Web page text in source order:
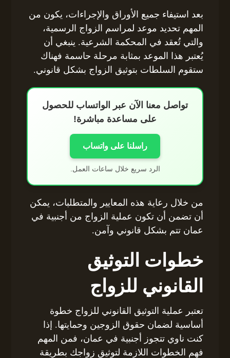
بعد استيفاء جميع الأوراق والإجراءات، يكون من
المهم تحديد موعد لمراسم الزواج الرسمية،
والتي تُعقد في المحكمة الشرعية. ينبغي أن
يُعتبر هذا الموعد بمثابة مرحلة حاسمة فهناك
ستقوم السلطات بتوثيق الزواج بشكل قانوني.
تواصل معنا الآن عبر الواتساب للحصول
على مساعدة مباشرة!
راسلنا على واتساب
الرد سريع خلال ساعات العمل.
من خلال رعاية هذه المعايير والمتطلبات، يمكن
أن تضمن أن تكون عملية الزواج من أجنبية في
عمان تتم بشكل قانوني وآمن.
خطوات التوثيق
القانوني للزواج
تعتبر عملية التوثيق القانوني للزواج خطوة
أساسية لضمان حقوق الزوجين وحمايتها. إذا
كنت ناوي تتجوز أجنبية في عمان، فمن المهم
فهم الخطوات اللازمة لتوثيق زواجك بطريقة